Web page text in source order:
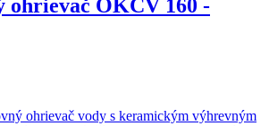
ohrievač OKCV 160 -
ohrievač vody s keramickým výhrevným